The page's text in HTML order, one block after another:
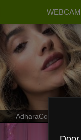
AdharaCooperr